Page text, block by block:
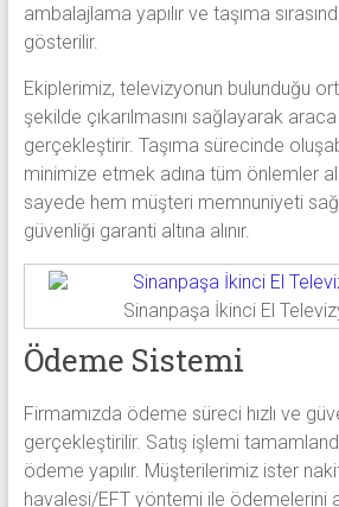
ambalajlama yapılır ve taşıma
gösterilir.
Ekiplerimiz, televizyonun bulunduğu
şekilde çıkarılmasını sağlayarak
gerçekleştirir. Taşıma sürecinde
minimize etmek adına tüm önlemler
sayede hem müşteri memnuniyeti
güvenliği garanti altına alınır.
Sinanpaşa İkinci El
Ödeme Sistemi
Firmamızda ödeme süreci hızlı ve
gerçekleştirilir. Satış işlemi
ödeme yapılır. Müşterilerimiz ister
havalesi/EFT yöntemi ile ödemelerini